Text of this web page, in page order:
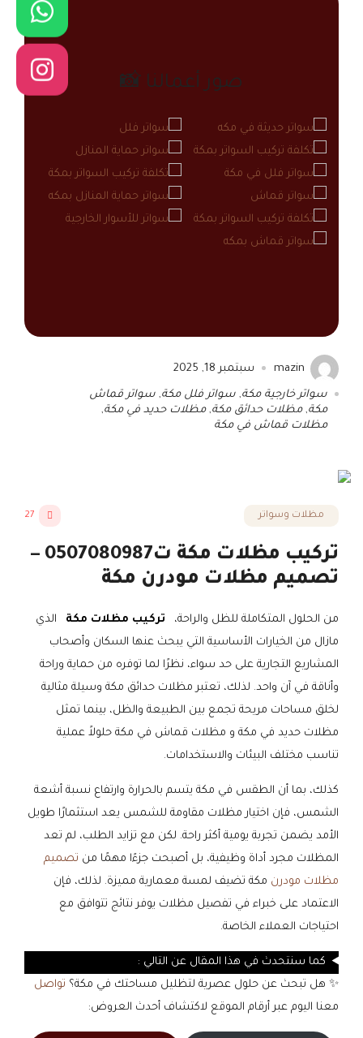
صور أعمالنا 📸
mazin سبتمبر 18, 2025
سواتر خارجية مكة, سواتر فلل مكة, سواتر قماش
مكة,مظلات حدائق مكة,مظلات حديد في مكة,
مظلات قماش في مكة
مظلات وسواتر 27
تركيب مظلات مكة ت0507080987 –
تصميم مظلات مودرن مكة
من الحلول المتكاملة للظل والراحة، تركيب مظلات مكة
الذي
مازال من الخيارات الأساسية التي يبحث عنها السكان وأصحاب
المشاريع التجارية على حد سواء، نظرًا لما توفره من حماية وراحة
وأناقة في آن واحد. لذلك، تعتبر مظلات حدائق مكة وسيلة مثالية
لخلق مساحات مريحة تجمع بين الطبيعة والظل، بينما تمثل
مظلات حديد في مكة و مظلات قماش في مكة حلولاً عملية
تناسب مختلف البيئات والاستخدامات.
كذلك، بما أن الطقس في مكة يتسم بالحرارة وارتفاع نسبة أشعة
الشمس، فإن اختيار مظلات مقاومة للشمس يعد استثمارًا طويل
الأمد يضمن تجربة يومية أكثر راحة. لكن مع تزايد الطلب، لم تعد
المظلات مجرد أداة وظيفية، بل أصبحت جزءًا مهمًا من تصميم
مظلات مودرن مكة تضيف لمسة معمارية مميزة. لذلك، فإن
الاعتماد على خبراء في تفصيل مظلات يوفر نتائج تتوافق مع
احتياجات العملاء الخاصة.
كما سنتحدث في هذا المقال عن التالي :
✨ هل تبحث عن حلول عصرية لتظليل مساحتك في مكة؟ تواصل
معنا اليوم عبر أرقام الموقع لاكتشاف أحدث العروض: